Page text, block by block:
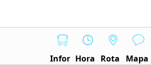
Infor Hora Rota Mapa